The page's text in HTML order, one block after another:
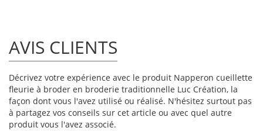
AVIS CLIENTS
Décrivez votre expérience avec le produit Napperon cueillette
fleurie à broder en broderie traditionnelle Luc Création, la
façon dont vous l'avez utilisé ou réalisé. N'hésitez surtout pas
à partagez vos conseils sur cet article ou avec quel autre
produit vous l'avez associé.